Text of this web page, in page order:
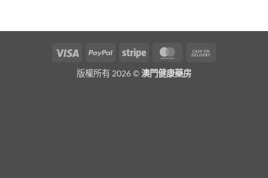
Visa PayPal Stripe MasterCard
版權所有 2026 ©澳門健康藥房